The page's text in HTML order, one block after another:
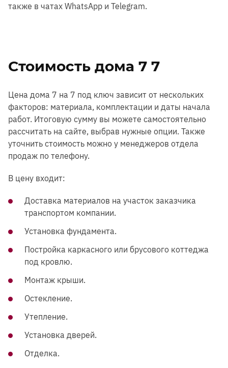
также в чатах WhatsApp и Telegram.
Стоимость дома 7 7
Цена дома 7 на 7 под ключ зависит от нескольких
факторов: материала, комплектации и даты начала
работ. Итоговую сумму вы можете самостоятельно
рассчитать на сайте, выбрав нужные опции. Также
уточнить стоимость можно у менеджеров отдела
продаж по телефону.
В цену входит:
Доставка материалов на участок заказчика
транспортом компании.
Установка фундамента.
Постройка каркасного или брусового коттеджа
под кровлю.
Монтаж крыши.
Остекление.
Утепление.
Установка дверей.
Отделка.